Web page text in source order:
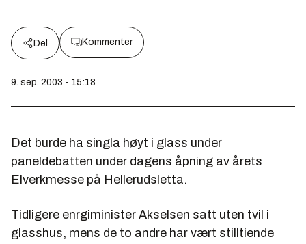
Del Kommenter
9. sep. 2003 - 15:18
Det burde ha singla høyt i glass under
paneldebatten under dagens åpning av årets
Elverkmesse på Hellerudsletta.
Tidligere enrgiminister Akselsen satt uten tvil i
glasshus, mens de to andre har vært stilltiende